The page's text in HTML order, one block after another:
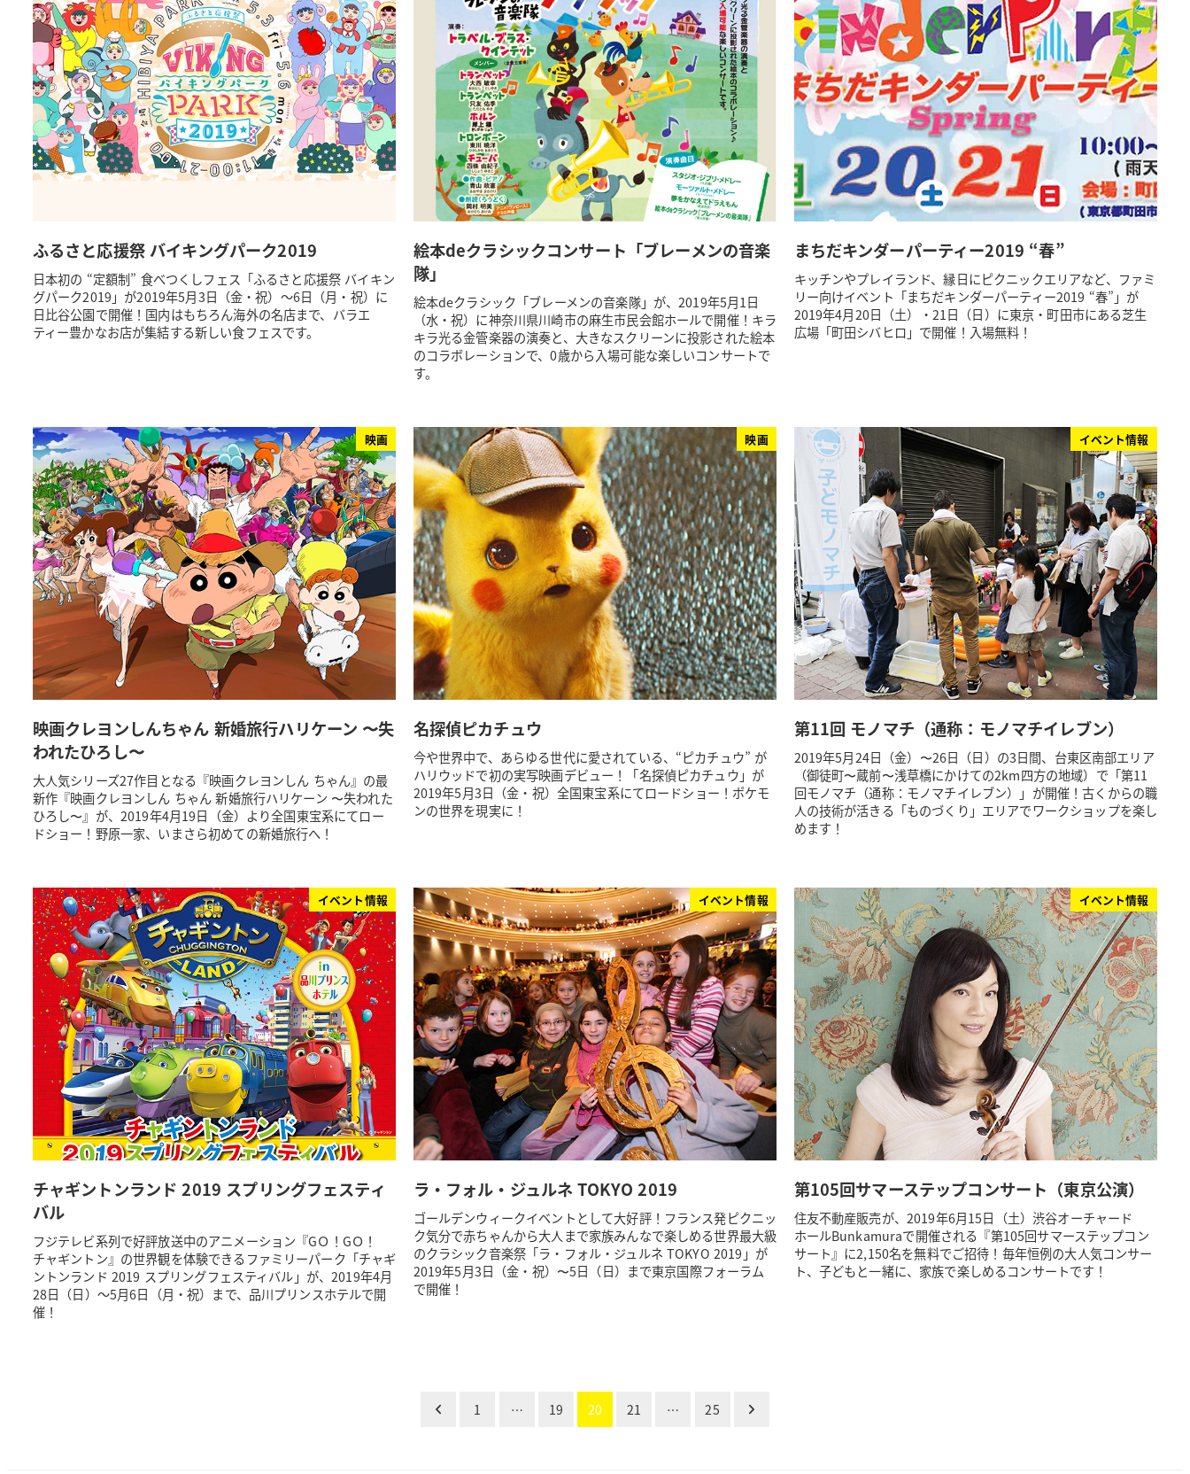
ふるさと応援祭 バイキングパーク2019
日本初の “定額制” 食べつくしフェス「ふるさと応援祭 バイキン
グパーク2019」が2019年5月3日（金・祝）～6日（月・祝）に
日比谷公園で開催！国内はもちろん海外の名店まで、バラエ
ティー豊かなお店が集結する新しい食フェスです。
絵本deクラシックコンサート「ブレーメンの音楽
隊」
絵本deクラシック「ブレーメンの音楽隊」が、2019年5月1日
（水・祝）に神奈川県川崎市の麻生市民会館ホールで開催！キラ
キラ光る金管楽器の演奏と、大きなスクリーンに投影された絵本
のコラボレーションで、0歳から入場可能な楽しいコンサートで
す。
まちだキンダーパーティー2019 “春”
キッチンやプレイランド、縁日にピクニックエリアなど、ファミ
リー向けイベント「まちだキンダーパーティー2019 “春”」が
2019年4月20日（土）・21日（日）に東京・町田市にある芝生
広場「町田シバヒロ」で開催！入場無料！
映画
映画クレヨンしんちゃん 新婚旅行ハリケーン 〜失
われたひろし〜
大人気シリーズ27作目となる『映画クレヨンしん ちゃん』の最
新作『映画クレヨンしん ちゃん 新婚旅行ハリケーン 〜失われた
ひろし〜』が、2019年4月19日（金）より全国東宝系にてロー
ドショー！野原一家、いまさら初めての新婚旅行へ！
映画
名探偵ピカチュウ
今や世界中で、あらゆる世代に愛されている、“ピカチュウ” が
ハリウッドで初の実写映画デビュー！「名探偵ピカチュウ」が
2019年5月3日（金・祝）全国東宝系にてロードショー！ポケモ
ンの世界を現実に！
イベント情報
第11回 モノマチ（通称：モノマチイレブン）
2019年5月24日（金）〜26日（日）の3日間、台東区南部エリア
（御徒町〜蔵前〜浅草橋にかけての2km四方の地域）で「第11
回モノマチ（通称：モノマチイレブン）」が開催！古くからの職
人の技術が活きる「ものづくり」エリアでワークショップを楽し
めます！
イベント情報
チャギントンランド 2019 スプリングフェスティ
バル
フジテレビ系列で好評放送中のアニメーション『GＯ！GＯ！
チャギントン』の世界観を体験できるファミリーパーク「チャギ
ントンランド 2019 スプリングフェスティバル」が、2019年4月
28日（日）～5月6日（月・祝）まで、品川プリンスホテルで開
催！
イベント情報
ラ・フォル・ジュルネ TOKYO 2019
ゴールデンウィークイベントとして大好評！フランス発ピクニッ
ク気分で赤ちゃんから大人まで家族みんなで楽しめる世界最大級
のクラシック音楽祭「ラ・フォル・ジュルネ TOKYO 2019」が
2019年5月3日（金・祝）〜5日（日）まで東京国際フォーラム
で開催！
イベント情報
第105回サマーステップコンサート（東京公演）
住友不動産販売が、2019年6月15日（土）渋谷オーチャード
ホールBunkamuraで開催される『第105回サマーステップコン
サート』に2,150名を無料でご招待！毎年恒例の大人気コンサー
ト、子どもと一緒に、家族で楽しめるコンサートです！
1 … 19 20 21 … 25